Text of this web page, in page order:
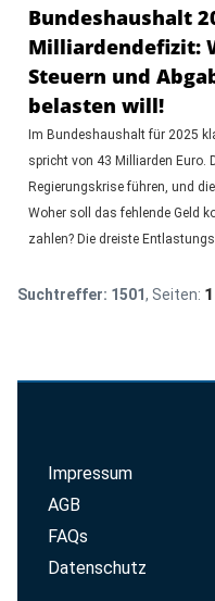
Bundeshaushalt
Milliardendefizit:
Steuern und
belasten will!
Im Bundeshaushalt für 2025
spricht von 43 Milliarden Euro.
Regierungskrise führen, und
Woher soll das fehlende Geld
zahlen? Die dreiste
Suchtreffer: 1501, Seiten: 1
Impressum
AGB
FAQs
Datenschutz